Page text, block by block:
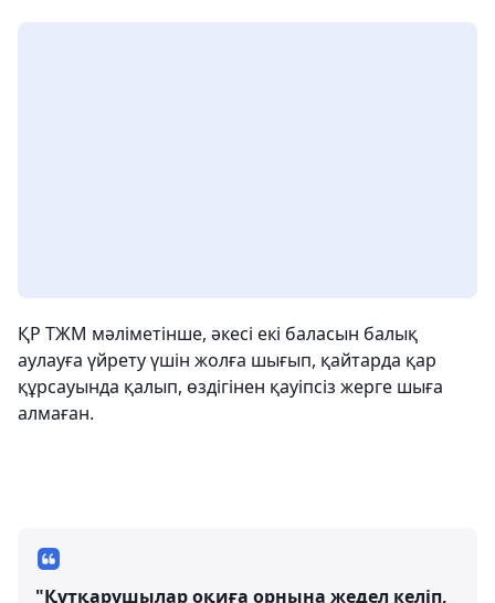
ҚР ТЖМ мәліметінше, әкесі екі баласын балық
аулауға үйрету үшін жолға шығып, қайтарда қар
құрсауында қалып, өздігінен қауіпсіз жерге шыға
алмаған.
"Құтқарушылар оқиға орнына жедел келіп,